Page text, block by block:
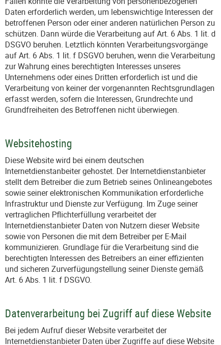
Daten erforderlich werden, um lebenswichtige Interessen der
betroffenen Person oder einer anderen natürlichen Person zu
schützen. Dann würde die Verarbeitung auf Art. 6 Abs. 1 lit. d
DSGVO beruhen. Letztlich könnten Verarbeitungsvorgänge
auf Art. 6 Abs. 1 lit. f DSGVO beruhen, wenn die Verarbeitung
zur Wahrung eines berechtigten Interesses unseres
Unternehmens oder eines Dritten erforderlich ist und die
Verarbeitung von keiner der vorgenannten Rechtsgrundlagen
erfasst werden, sofern die Interessen, Grundrechte und
Grundfreiheiten des Betroffenen nicht überwiegen.
Websitehosting
Diese Website wird bei einem deutschen
Internetdienstanbeiter gehostet. Der Internetdienstanbieter
stellt dem Betreiber die zum Betrieb seines Onlineangebotes
sowie seiner elektronischen Kommunikation erforderliche
Infrastruktur und Dienste zur Verfügung. Im Zuge seiner
vertraglichen Pflichterfüllung verarbeitet der
Internetdienstanbieter Daten von Nutzern dieser Website
sowie von Personen die mit dem Betreiber per E-Mail
kommunizieren. Grundlage für die Verarbeitung sind die
berechtigten Interessen des Betreibers an einer effizienten
und sicheren Zurverfügungstellung seiner Dienste gemäß
Art. 6 Abs. 1 lit. f DSGVO.
Datenverarbeitung bei Zugriff auf diese Website
Bei jedem Aufruf dieser Website verarbeitet der
Internetdienstanbieter Daten über Zugriffe auf diese Website